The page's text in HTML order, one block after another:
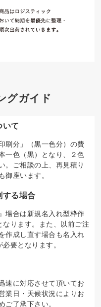
グガイド
いて
刷分」（黒一色分）の費
一色（黒）となり、２色
。ご相談の上、再見積り
座います。
する場合
場合は新規名入れ型枠作
ります。また、以前ご注
作成し直す場合も名入れ
要となります。
速に対応させて頂いてお
業日・天候状況によりお
ご了承下さい。